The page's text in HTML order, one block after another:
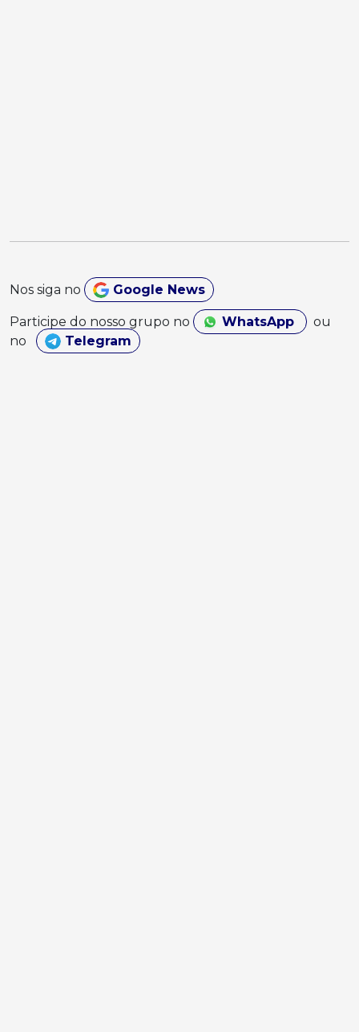
Nos siga no Google News
Participe do nosso grupo no WhatsApp
ou
no
Telegram